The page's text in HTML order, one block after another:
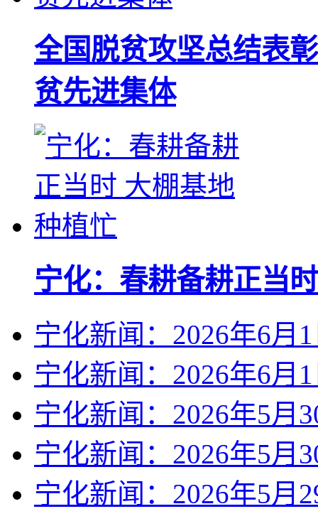
全国脱贫攻坚总结表
贫先进集体
宁化：春耕备耕正当
宁化新闻：2026年6月
宁化新闻：2026年6月
宁化新闻：2026年5月
宁化新闻：2026年5月
宁化新闻：2026年5月